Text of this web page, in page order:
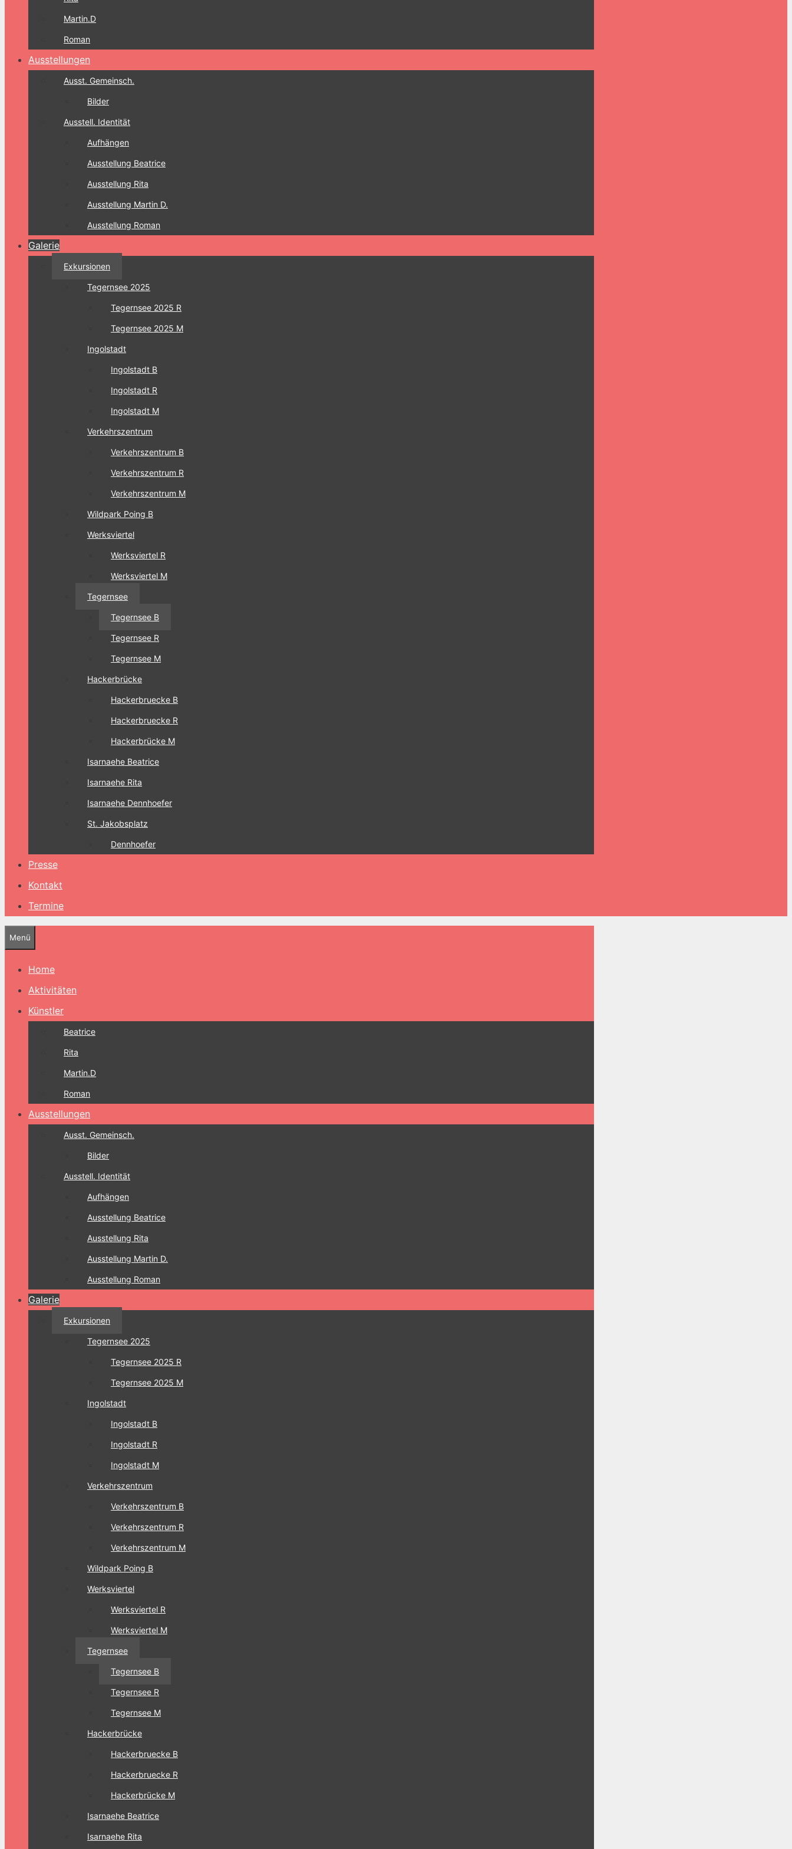
Martin.D
Roman
Ausstellungen
Ausst. Gemeinsch.
Bilder
Ausstell. Identität
Aufhängen
Ausstellung Beatrice
Ausstellung Rita
Ausstellung Martin D.
Ausstellung Roman
Galerie
Exkursionen
Tegernsee 2025
Tegernsee 2025 R
Tegernsee 2025 M
Ingolstadt
Ingolstadt B
Ingolstadt R
Ingolstadt M
Verkehrszentrum
Verkehrszentrum B
Verkehrszentrum R
Verkehrszentrum M
Wildpark Poing B
Werksviertel
Werksviertel R
Werksviertel M
Tegernsee
Tegernsee B
Tegernsee R
Tegernsee M
Hackerbrücke
Hackerbruecke B
Hackerbruecke R
Hackerbrücke M
Isarnaehe Beatrice
Isarnaehe Rita
Isarnaehe Dennhoefer
St. Jakobsplatz
Dennhoefer
Presse
Kontakt
Termine
Menü
Home
Aktivitäten
Künstler
Beatrice
Rita
Martin.D
Roman
Ausstellungen
Ausst. Gemeinsch.
Bilder
Ausstell. Identität
Aufhängen
Ausstellung Beatrice
Ausstellung Rita
Ausstellung Martin D.
Ausstellung Roman
Galerie
Exkursionen
Tegernsee 2025
Tegernsee 2025 R
Tegernsee 2025 M
Ingolstadt
Ingolstadt B
Ingolstadt R
Ingolstadt M
Verkehrszentrum
Verkehrszentrum B
Verkehrszentrum R
Verkehrszentrum M
Wildpark Poing B
Werksviertel
Werksviertel R
Werksviertel M
Tegernsee
Tegernsee B
Tegernsee R
Tegernsee M
Hackerbrücke
Hackerbruecke B
Hackerbruecke R
Hackerbrücke M
Isarnaehe Beatrice
Isarnaehe Rita